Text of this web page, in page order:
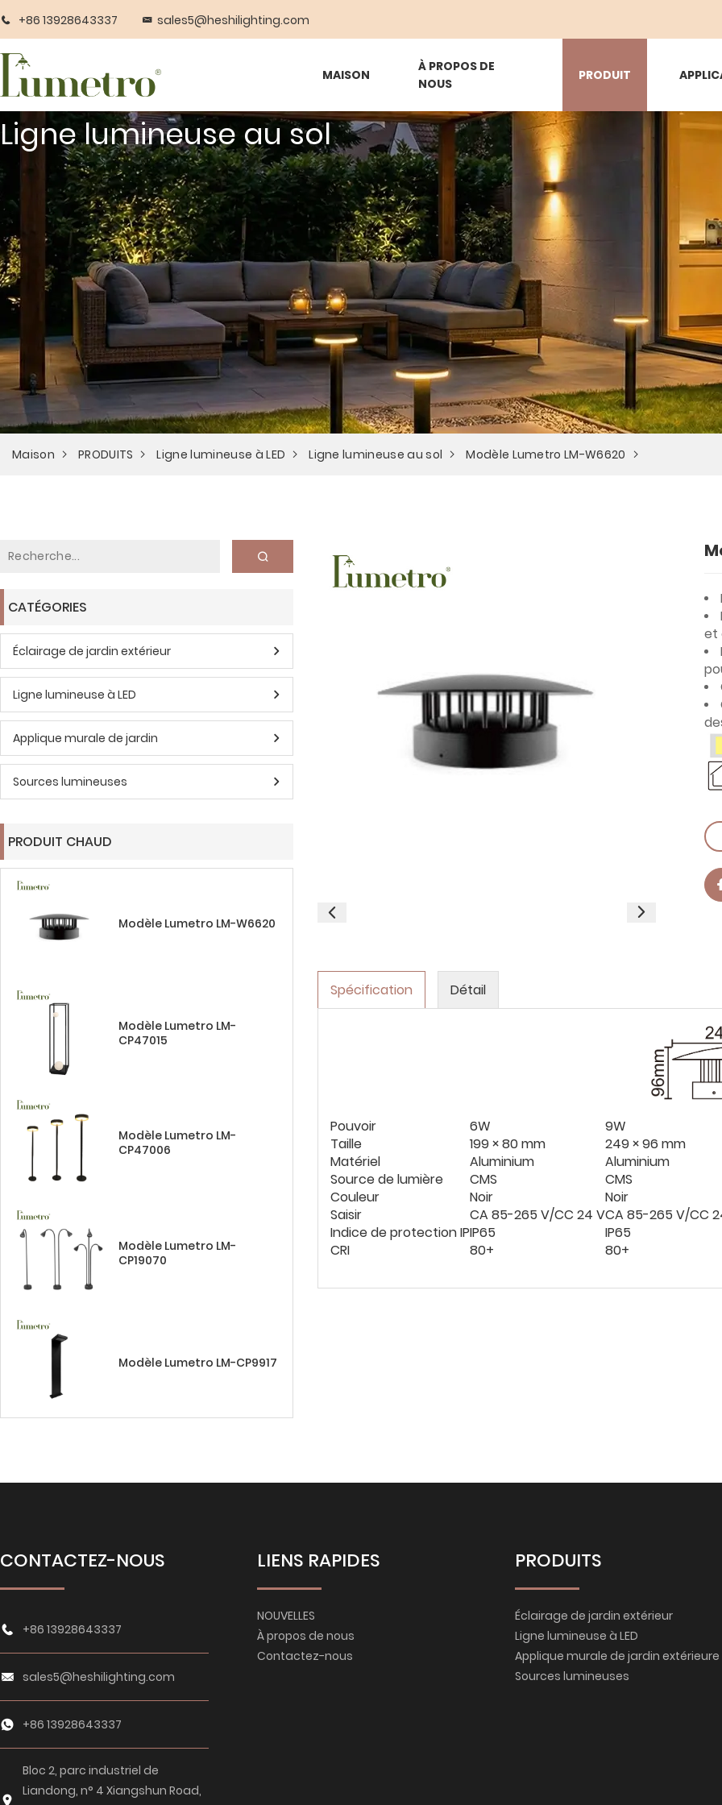
+86 13928643337 sales5@heshilighting.com
MAISON
À PROPOS DE
NOUS
PRODUIT
Ligne lumineuse au sol
Maison PRODUITS Ligne lumineuse à LED Ligne lumineuse au sol Modèle Lumetro LM-W6620
et
Spécification Détail
Pouvoir 6W
9W
Taille
199 × 80 mm
249 × 96 mm
Matériel
Aluminium
Aluminium
Source de lumière
CMS
CMS
Couleur
Noir
Noir
Saisir
CA 85-265 V/CC 24 VCA 85-265 V/CC
Indice de protection IPIP65
IP65
CRI
80+ 80+
CATÉGORIES
Éclairage de jardin extérieur
Ligne lumineuse à LED
Applique murale de jardin
Sources lumineuses
PRODUIT CHAUD
Modèle Lumetro LM-W6620
Modèle Lumetro LM-
CP47015
Modèle Lumetro LM-
CP47006
Modèle Lumetro LM-
CP19070
Modèle Lumetro LM-CP9917
CONTACTEZ-NOUS
+86 13928643337
sales5@heshilighting.com
+86 13928643337
Bloc 2, parc industriel de
Liandong, n° 4 Xiangshun Road,
LIENS RAPIDES
NOUVELLES
À propos de nous
Contactez-nous
PRODUITS
Éclairage de jardin extérieur
Ligne lumineuse à LED
Applique murale de jardin extérieure
Sources lumineuses